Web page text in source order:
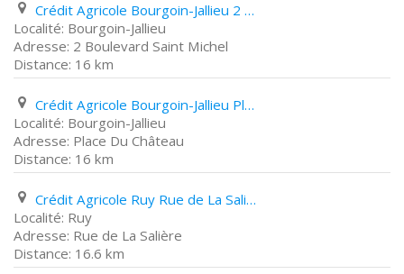
Crédit Agricole Bourgoin-Jallieu 2 Boulevard Saint Michel
Bourgoin-Jallieu
2 Boulevard Saint Michel
16 km
Crédit Agricole Bourgoin-Jallieu Place Du Château
Bourgoin-Jallieu
Place Du Château
16 km
Crédit Agricole Ruy Rue de La Salière
Ruy
Rue de La Salière
16.6 km